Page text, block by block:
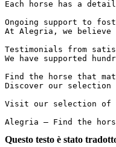
Each horse has a
Ongoing support to
At Alegria, we believe
Testimonials from
We have supported
Find the horse that
Discover our
Visit our selection of
Alegria – Find the
Questo testo è stato